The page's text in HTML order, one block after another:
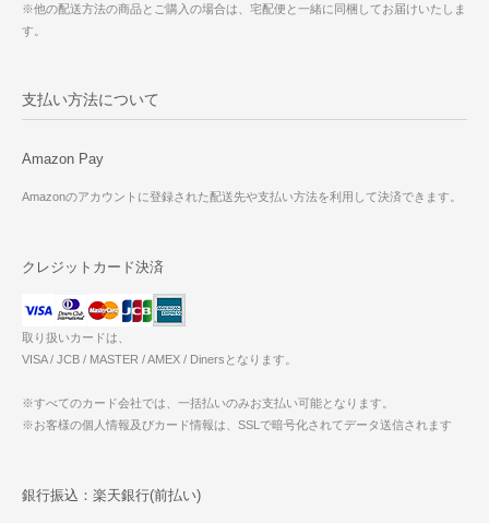
※他の配送方法の商品とご購入の場合は、宅配便と一緒に同梱してお届けいたしま
す。
支払い方法について
Amazon Pay
Amazonのアカウントに登録された配送先や支払い方法を利用して決済できます。
クレジットカード決済
取り扱いカードは、
VISA / JCB / MASTER / AMEX / Dinersとなります。
※すべてのカード会社では、一括払いのみお支払い可能となります。
※お客様の個人情報及びカード情報は、SSLで暗号化されてデータ送信されます
銀行振込：楽天銀行(前払い)